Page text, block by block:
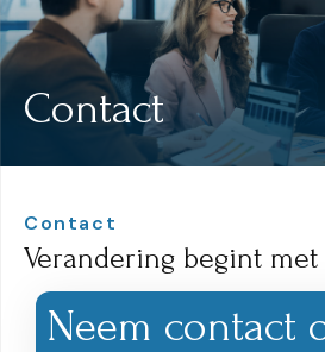
Contact
Contact
Verandering begint
Neem contact